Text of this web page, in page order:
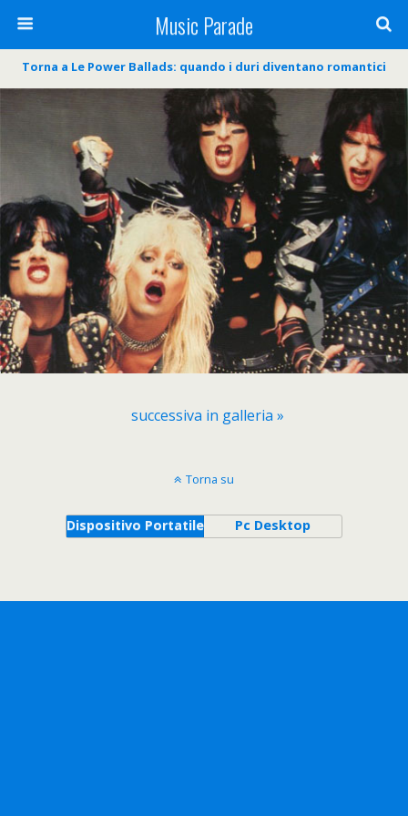
Music Parade
Torna a Le Power Ballads: quando i duri diventano romantici
successiva in galleria »
Torna su
Dispositivo Portatile Pc Desktop